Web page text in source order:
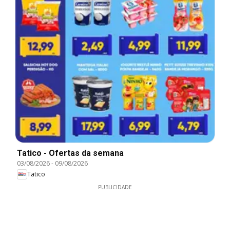
Tatico - Ofertas da semana
03/08/2026- 09/08/2026
Tatico
PUBLICIDADE